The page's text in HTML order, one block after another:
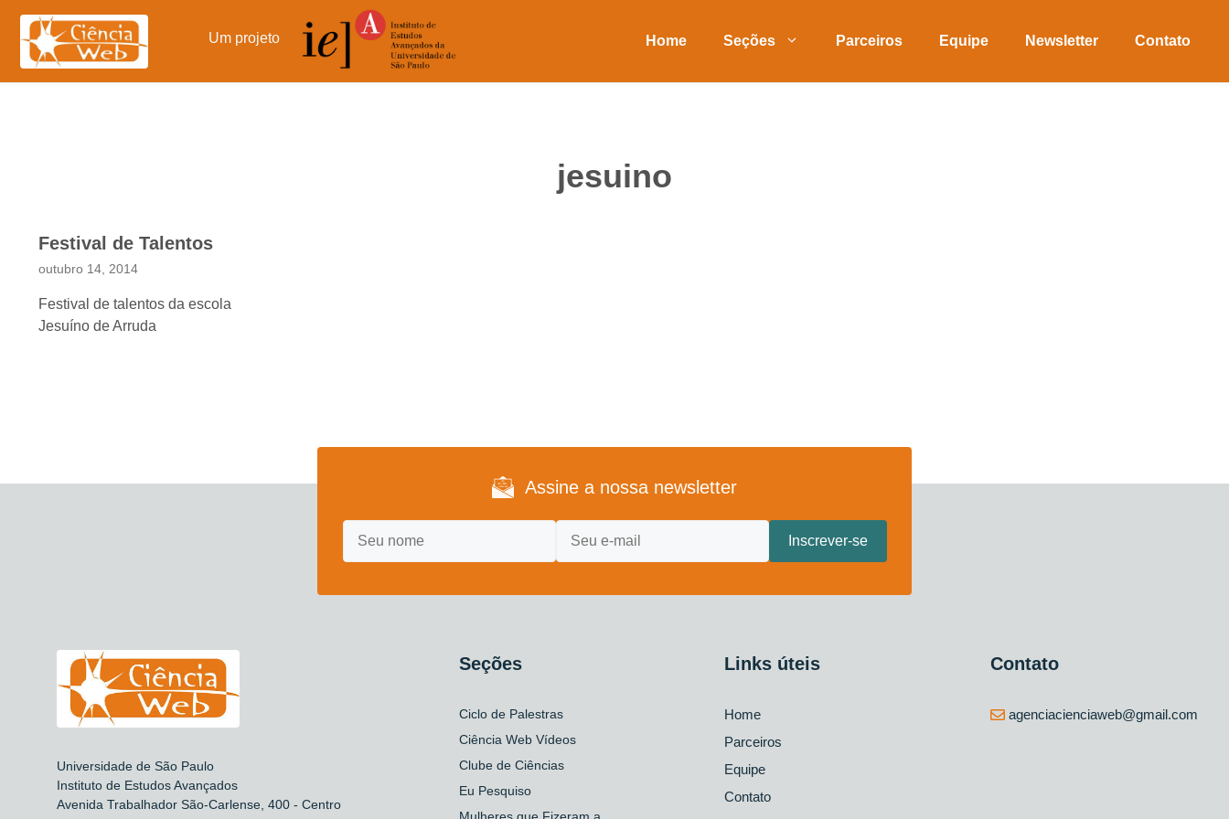
Um projeto Home Seções Parceiros Equipe Newsletter Contato
jesuino
Festival de Talentos
outubro 14, 2014
Festival de talentos da escola
Jesuíno de Arruda
Assine a nossa newsletter
Universidade de São Paulo
Instituto de Estudos Avançados
Avenida Trabalhador São-Carlense, 400 - Centro
Seções
Ciclo de Palestras
Ciência Web Vídeos
Clube de Ciências
Eu Pesquiso
Links úteis
Home
Parceiros
Equipe
Contato
Contato
agenciacienciaweb@gmail.com